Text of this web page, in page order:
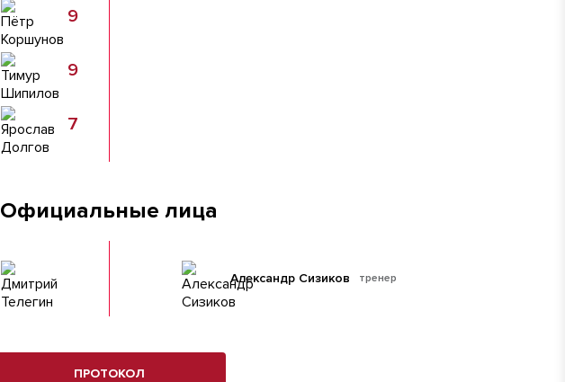
9
9
7
Официальные лица
тренер
Александр Сизиков
ПРОТОКОЛ